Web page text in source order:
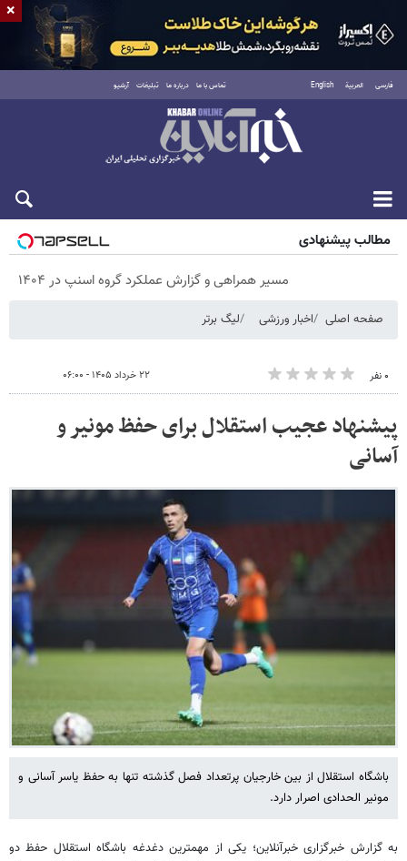
فارسی العربية English تماس با ما درباره ما تبلیغات آرشیو
پنجشنبه ۱۵ مرداد ۱۴۰۵
مطالب پیشنهادی
مسیر همراهی و گزارش عملکرد گروه اسنپ در ۱۴۰۴
صفحه اصلی اخبار ورزشی لیگ برتر
۰ نفر ۲۲ خرداد ۱۴۰۵ - ۰۶:۰۰
پیشنهاد عجیب استقلال برای حفظ مونیر و
آسانی
باشگاه استقلال از بین خارجیان پرتعداد فصل گذشته تنها به حفظ یاسر آسانی و
مونیر الحدادی اصرار دارد.
به گزارش خبرگزاری خبرآنلاین؛ یکی از مهمترین دغدغه باشگاه استقلال حفظ دو
×